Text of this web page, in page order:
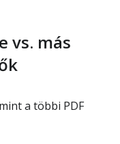
vs. más
a többi PDF